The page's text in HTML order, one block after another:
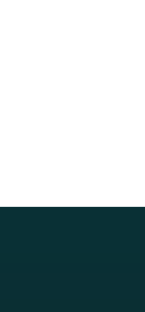
sgh
sgh